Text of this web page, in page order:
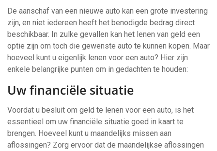
De aanschaf van een nieuwe auto kan een grote investering
zijn, en niet iedereen heeft het benodigde bedrag direct
beschikbaar. In zulke gevallen kan het lenen van geld een
optie zijn om toch die gewenste auto te kunnen kopen. Maar
hoeveel kunt u eigenlijk lenen voor een auto? Hier zijn
enkele belangrijke punten om in gedachten te houden:
Uw financiële situatie
Voordat u besluit om geld te lenen voor een auto, is het
essentieel om uw financiële situatie goed in kaart te
brengen. Hoeveel kunt u maandelijks missen aan
aflossingen? Zorg ervoor dat de maandelijkse aflossingen